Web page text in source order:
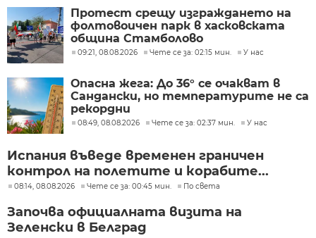
Протест срещу изграждането на
фолтовоичен парк в хасковската
община Стамболово
09:21, 08.08.2026 Чете се за: 02:15 мин. У нас
Опасна жега: До 36° се очакват в
Сандански, но температурите не са
рекордни
08:49, 08.08.2026 Чете се за: 02:37 мин. У нас
Испания въведе временен граничен
контрол на полетите и корабите...
08:14, 08.08.2026 Чете се за: 00:45 мин. По света
Започва официалната визита на
Зеленски в Белград